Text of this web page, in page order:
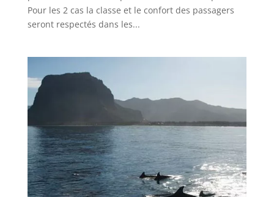
Pour les 2 cas la classe et le confort des passagers
seront respectés dans les...